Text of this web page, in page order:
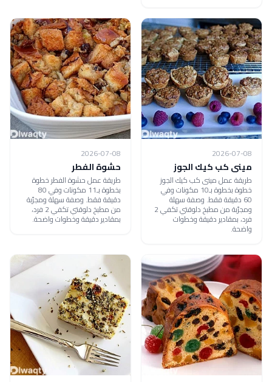
2026-07-08
مينى كب كيك الجوز
طريقة عمل مينى كب كيك الجوز
خطوة بخطوة بـ10 مكونات وفي
60 دقيقة فقط. وصفة سهلة
ومجرّبة من مطبخ دلوقتي تكفي 2
فرد، بمقادير دقيقة وخطوات
واضحة.
2026-07-08
حشوة الفطر
طريقة عمل حشوة الفطر خطوة
بخطوة بـ11 مكونات وفي 80
دقيقة فقط. وصفة سهلة ومجرّبة
من مطبخ دلوقتي تكفي 2 فرد،
بمقادير دقيقة وخطوات واضحة.